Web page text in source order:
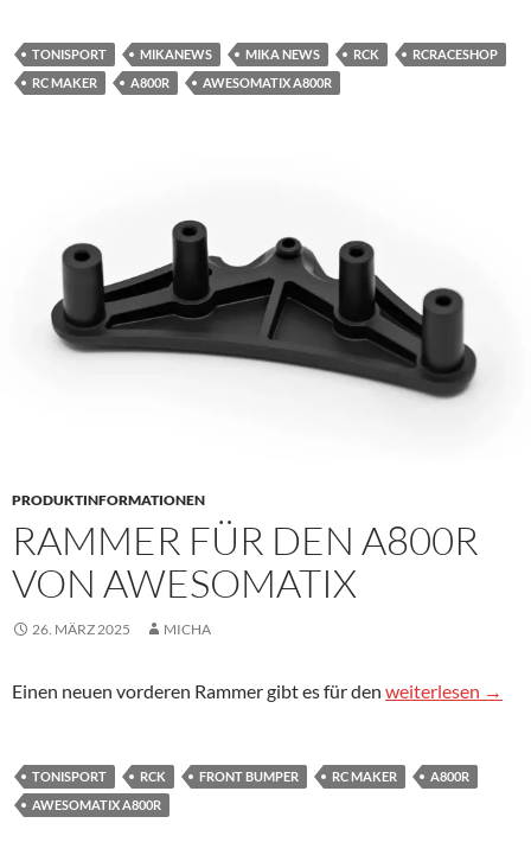
TONISPORT MIKANEWS MIKA NEWS RCK
RCRACESHOP
RC MAKER
A800R AWESOMATIX A800R
PRODUKTINFORMATIONEN
RAMMER FÜR DEN A800R
VON AWESOMATIX
26. MÄRZ 2025 MICHA
Einen neuen vorderen Rammer gibt es für den Rammer für den
weiterlesen →
TONISPORT RCK FRONT BUMPER RC MAKER
A800R
AWESOMATIX A800R